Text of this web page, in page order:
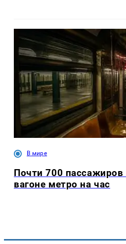
В мире
Почти 700 пассажиров
вагоне метро на час